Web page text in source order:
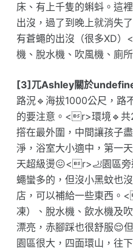
床、有上千隻的蝌蚪。這
出沒，過了到晚上就消失
有蒼蠅的出沒（很多XD
機、脫水機、吹風機、廁
[3]兀Ashley關於
路況🔹海拔1000公尺，路
的要注意。<r>環境🔹共
撘在最外圍，中間讓孩子
淨，浴室大小適中，第一
天超級燙😖<r>🦶園區旁
蠅蠻多的，但沒小黑蚊
店，可以補給一些東西。
凍）、脫水機、飲水機及
漂亮，赤腳踩也很舒服😌
園區很大，四面環山，往